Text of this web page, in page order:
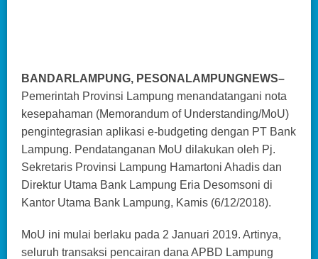
BANDARLAMPUNG, PESONALAMPUNGNEWS–
Pemerintah Provinsi Lampung menandatangani nota
kesepahaman (Memorandum of Understanding/MoU)
pengintegrasian aplikasi e-budgeting dengan PT Bank
Lampung. Pendatanganan MoU dilakukan oleh Pj.
Sekretaris Provinsi Lampung Hamartoni Ahadis dan
Direktur Utama Bank Lampung Eria Desomsoni di
Kantor Utama Bank Lampung, Kamis (6/12/2018).
MoU ini mulai berlaku pada 2 Januari 2019. Artinya,
seluruh transaksi pencairan dana APBD Lampung